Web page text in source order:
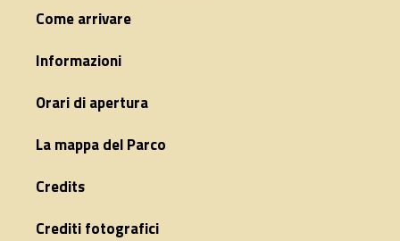
Come arrivare
Informazioni
Orari di apertura
La mappa del Parco
Credits
Crediti fotografici